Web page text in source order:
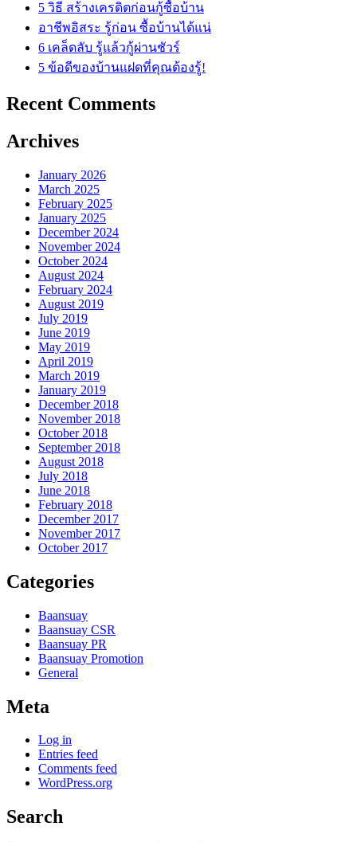
5 วิธี สร้างเครดิตก่อนกู้ซื้อบ้าน
อาชีพอิสระ รู้ก่อน ซื้อบ้านได้แน่
6 เคล็ดลับ รู้แล้วกู้ผ่านชัวร์
5 ข้อดีของบ้านแฝดที่คุณต้องรู้!
Recent Comments
Archives
January 2026
March 2025
February 2025
January 2025
December 2024
November 2024
October 2024
August 2024
February 2024
August 2019
July 2019
June 2019
May 2019
April 2019
March 2019
January 2019
December 2018
November 2018
October 2018
September 2018
August 2018
July 2018
June 2018
February 2018
December 2017
November 2017
October 2017
Categories
Baansuay
Baansuay CSR
Baansuay PR
Baansuay Promotion
General
Meta
Log in
Entries feed
Comments feed
WordPress.org
Search